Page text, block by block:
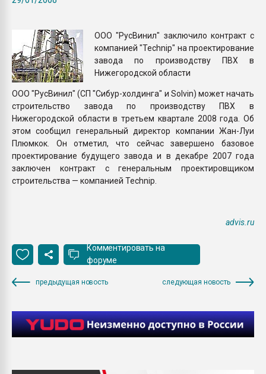
ПЕРЕЙТИ НА
ООО "РусВинил" заключило контракт с
компанией "Technip" на проектирование
завода по производству ПВХ в
Нижегородской области
ООО "РусВинил" (СП "Сибур-холдинга" и Solvin) может начать
строительство завода по производству ПВХ в
Нижегородской области в третьем квартале 2008 года. Об
этом сообщил генеральный директор компании Жан-Луи
Плюмкок. Он отметил, что сейчас завершено базовое
проектирование будущего завода и в декабре 2007 года
заключен контракт с генеральным проектировщиком
строительства — компанией Technip.
advis.ru
Комментировать на
форуме
предыдущая новость следующая новость